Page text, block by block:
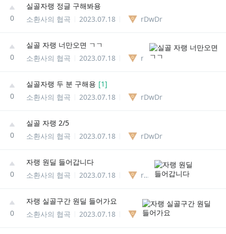
0
실골자랭 정글 구해봐용
소환사의 협곡
2023.07.18 rDwDr
0
실골 자랭 너만오면 ㄱㄱ
소환사의 협곡
2023.07.18
0
실골자랭 두 분 구해용 [1]
소환사의 협곡
2023.07.18 rDwDr
0
실골 자랭 2/5
소환사의 협곡
2023.07.18 rDwDr
0
자랭 원딜 들어갑니다
소환사의 협곡
2023.07.18 rDwDr
0
자랭 실골구간 원딜 들어가요
소환사의 협곡
2023.07.18 rDwDr